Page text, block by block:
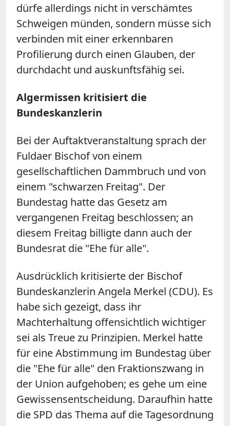
dürfe allerdings nicht in verschämtes
Schweigen münden, sondern müsse sich
verbinden mit einer erkennbaren
Profilierung durch einen Glauben, der
durchdacht und auskunftsfähig sei.
Algermissen kritisiert die
Bundeskanzlerin
Bei der Auftaktveranstaltung sprach der
Fuldaer Bischof von einem
gesellschaftlichen Dammbruch und von
einem "schwarzen Freitag". Der
Bundestag hatte das Gesetz am
vergangenen Freitag beschlossen; an
diesem Freitag billigte dann auch der
Bundesrat die "Ehe für alle".
Ausdrücklich kritisierte der Bischof
Bundeskanzlerin Angela Merkel (CDU). Es
habe sich gezeigt, dass ihr
Machterhaltung offensichtlich wichtiger
sei als Treue zu Prinzipien. Merkel hatte
für eine Abstimmung im Bundestag über
die "Ehe für alle" den Fraktionszwang in
der Union aufgehoben; es gehe um eine
Gewissensentscheidung. Daraufhin hatte
die SPD das Thema auf die Tagesordnung